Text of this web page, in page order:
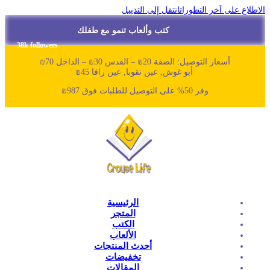
على آخر التطوراتانتقل إلى التذييل
كتب وألعاب تنمو مع طفلك
38k followers
أسعار التوصيل: الضفة 20₪ – القدس 30₪ – الداخل 70₪
أبو غوش, عين نقوبا, عين رافا 45₪
وفر 50% على التوصيل للطلبات فوق 987₪
الرئيسية
المتجر
الكتب
الألعاب
أحدث المنتجات
تخفيضات
المقالات